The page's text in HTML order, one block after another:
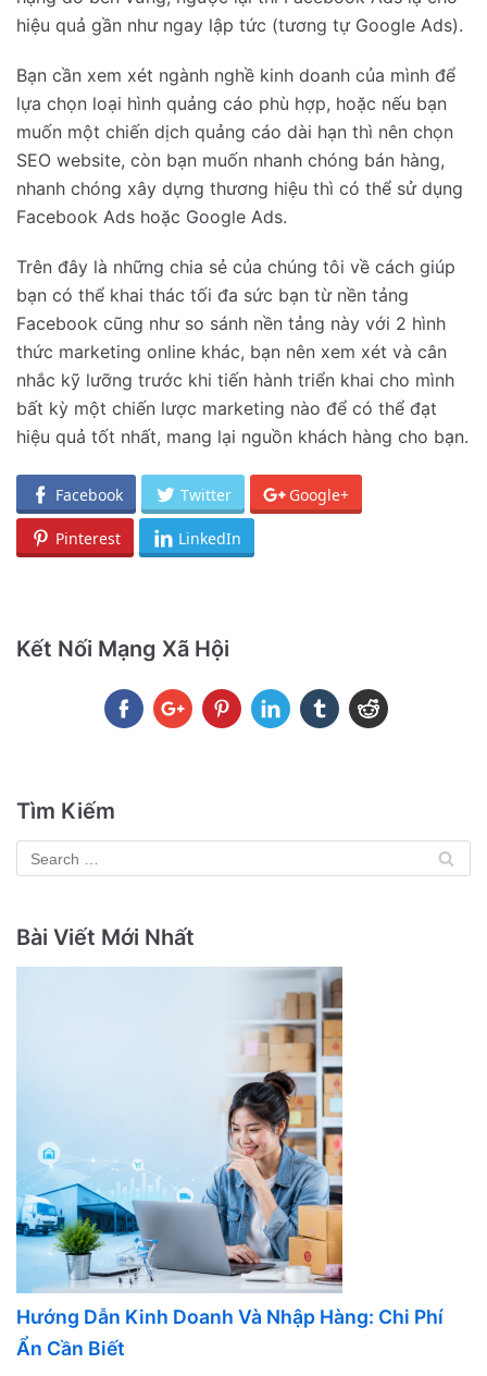
hiệu quả gần như ngay lập tức (tương tự Google Ads).
Bạn cần xem xét ngành nghề kinh doanh của mình để
lựa chọn loại hình quảng cáo phù hợp, hoặc nếu bạn
muốn một chiến dịch quảng cáo dài hạn thì nên chọn
SEO website, còn bạn muốn nhanh chóng bán hàng,
nhanh chóng xây dựng thương hiệu thì có thể sử dụng
Facebook Ads hoặc Google Ads.
Trên đây là những chia sẻ của chúng tôi về cách giúp
bạn có thể khai thác tối đa sức bạn từ nền tảng
Facebook cũng như so sánh nền tảng này với 2 hình
thức marketing online khác, bạn nên xem xét và cân
nhắc kỹ lưỡng trước khi tiến hành triển khai cho mình
bất kỳ một chiến lược marketing nào để có thể đạt
hiệu quả tốt nhất, mang lại nguồn khách hàng cho bạn.
Facebook Twitter Google+
Pinterest LinkedIn
Kết Nối Mạng Xã Hội
Tìm Kiếm
Bài Viết Mới Nhất
Hướng Dẫn Kinh Doanh Và Nhập Hàng: Chi Phí
Ẩn Cần Biết